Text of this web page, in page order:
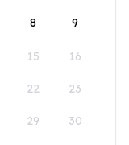
8 9
15 16
22 23
29 30